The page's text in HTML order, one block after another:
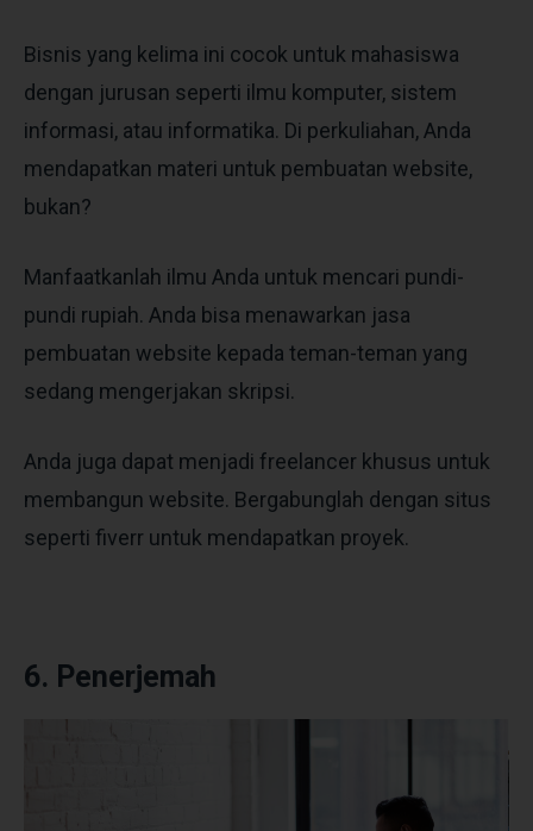
Bisnis yang kelima ini cocok untuk mahasiswa
dengan jurusan seperti ilmu komputer, sistem
informasi, atau informatika. Di perkuliahan, Anda
mendapatkan materi untuk pembuatan website,
bukan?
Manfaatkanlah ilmu Anda untuk mencari pundi-
pundi rupiah. Anda bisa menawarkan jasa
pembuatan website kepada teman-teman yang
sedang mengerjakan skripsi.
Anda juga dapat menjadi freelancer khusus untuk
membangun website. Bergabunglah dengan situs
seperti fiverr untuk mendapatkan proyek.
6. Penerjemah